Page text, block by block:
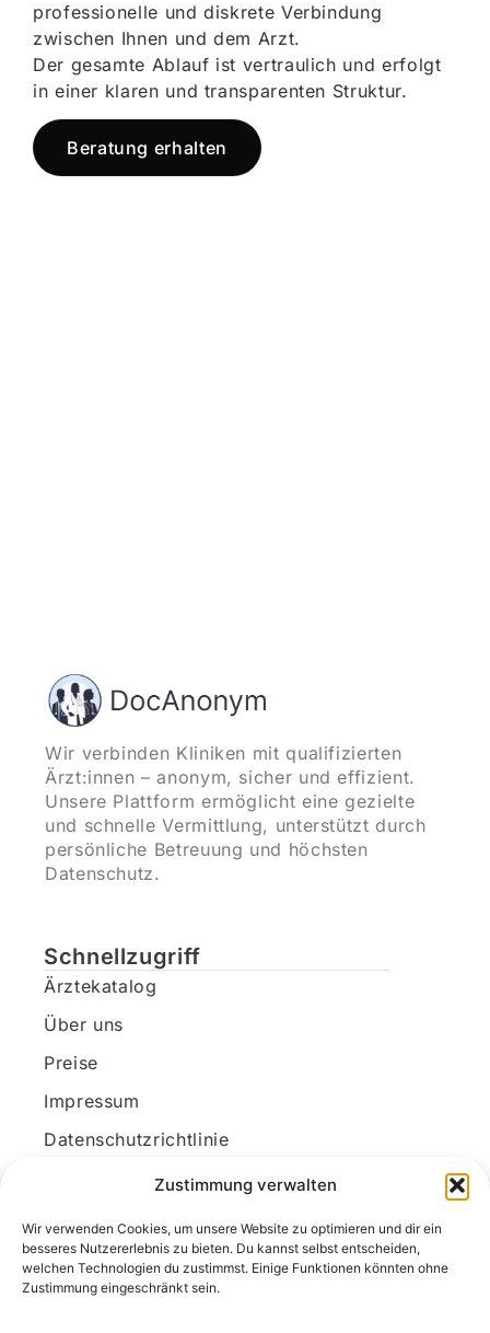
Zustimmung verwalten
Wir verwenden Cookies, um unsere Website zu optimieren und dir ein
besseres Nutzererlebnis zu bieten. Du kannst selbst entscheiden,
welchen Technologien du zustimmst. Einige Funktionen könnten ohne
Zustimmung eingeschränkt sein.
professionelle und diskrete Verbindung
zwischen Ihnen und dem Arzt.
Der gesamte Ablauf ist vertraulich und erfolgt
in einer klaren und transparenten Struktur.
Beratung erhalten
Wir verbinden Kliniken mit qualifizierten
Ärzt:innen – anonym, sicher und effizient.
Unsere Plattform ermöglicht eine gezielte
und schnelle Vermittlung, unterstützt durch
persönliche Betreuung und höchsten
Datenschutz.
Schnellzugriff
Ärztekatalog
Über uns
Preise
Impressum
Datenschutzrichtlinie
Kundenkonto
Unsere Kontaktdaten
E-Mail: kontakt@docanonym.com